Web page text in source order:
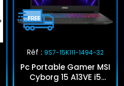
Réf : 9S7-15K111-1494-32
Pc Portable Gamer MSI
Cyborg 15 A13VE i5